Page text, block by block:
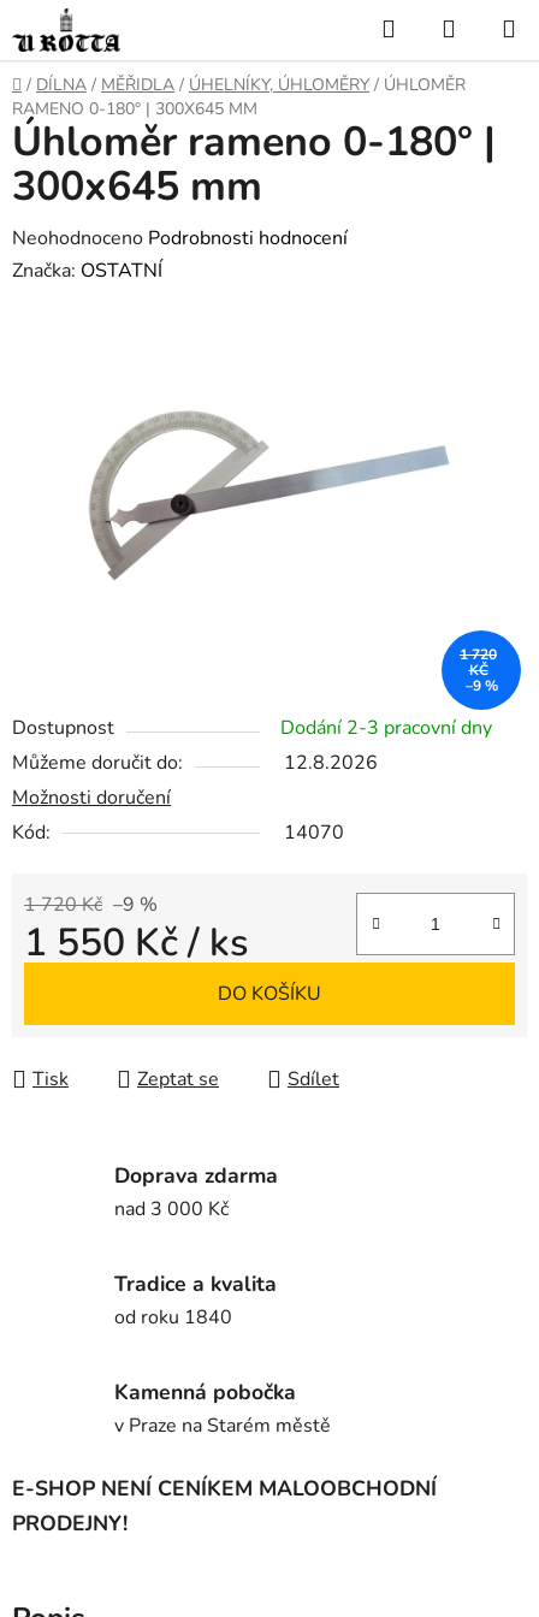
na
obsah
Hledat
KOŠÍK
DOMŮ
/ DÍLNA / MĚŘIDLA / ÚHELNÍKY, ÚHLOMĚRY / ÚHLOMĚR
RAMENO 0-180° | 300X645 MM
Dostupnost
Dodání 2-3 pracovní dny
Můžeme doručit do:
12.8.2026
Možnosti doručení
Kód:
14070
1 720 Kč –9 %
1 550 Kč/ ks
DO KOŠÍKU
Tisk Zeptat se Sdílet
Úhloměr rameno 0-180° |
300x645 mm
Průměrné
hodnocení
hvězdiček.
Neohodnoceno Podrobnosti hodnocení
Značka: OSTATNÍ
1 720
KČ
–9 %
Doprava zdarma
nad 3 000 Kč
Tradice a kvalita
od roku 1840
Kamenná pobočka
v Praze na Starém městě
E-SHOP NENÍ CENÍKEM MALOOBCHODNÍ
PRODEJNY!